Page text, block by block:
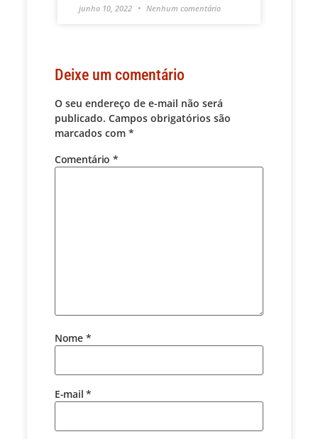
junho 10, 2022 Nenhum comentário
Deixe um comentário
O seu endereço de e-mail não será
publicado. Campos obrigatórios são
marcados com *
Comentário *
Nome *
E-mail *